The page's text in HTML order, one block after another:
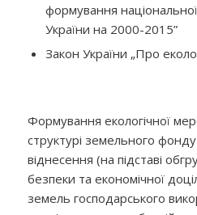
формування
України на 2000-2015”
Закон України „Про
Формування екологічної
структурі земельного
віднесення (на підставі
безпеки та економічної
земель господарського